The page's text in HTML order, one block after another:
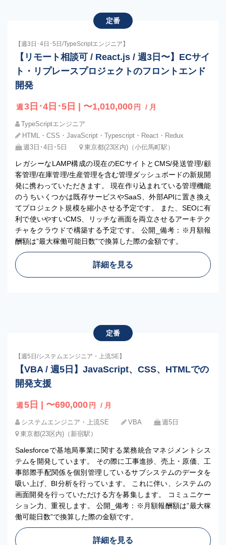
定番
【週3日･4日･5日/TypeScriptエンジニア】
【リモート相談可 / React.js / 週3日〜】ECサイ
ト・リプレースプロジェクトのフロントエンド
開発
週 3日･4日･5日 | 〜1,010,000 円 / 月
TypeScriptエンジニア
HTML・CSS・JavaScript・Typescript・React・Redux
週3日･4日･5日
東京都(23区内)（小伝馬町駅）
レガシーなLAMP構成の現在のECサイトとCMS/発送管理/顧
客管理/在庫管理/生産管理を含む管理ダッシュボードの新規開
発に携わっていただきます。 現在作り込まれている管理機能
のうちいくつかは既存サービスやSaaS、外部APIに置き換え
てプロジェクト規模を縮小させる予定です。 また、SEOに有
利で使いやすいCMS、リッチな画面を両立させるアーキテク
チャをクラウドで構築する予定です。 公開_備考：※月額報
酬額は”最大稼働可能日数”で換算した際の金額です。
詳細を見る
定番
【週5日/システムエンジニア・上流SE】
【VBA / 週5日】JavaScript、CSS、HTMLでの
開発支援
週 5日 | 〜690,000 円 / 月
システムエンジニア・上流SE VBA
週5日
東京都(23区内)（新宿駅）
Salesforceで基地局事業に関する業務統合マネジメントシス
テムを開発しています。 その際に工事進捗、売上・原価、工
事部際手配関係を個別管理しているサブシステムのデータを
吸い上げ、BI分析を行っています。 これに伴い、システムの
画面開発を行っていただける方を募集します。 コミュニケー
ション力、重視します。 公開_備考：※月額報酬額は”最大稼
働可能日数”で換算した際の金額です。
詳細を見る